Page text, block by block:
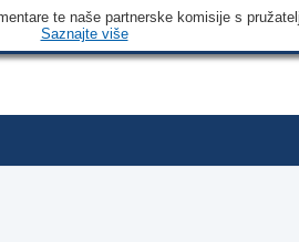
te naše partnerske komisije s
Saznajte više